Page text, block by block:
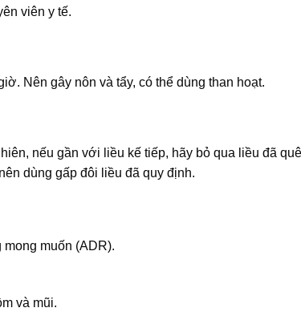
viên y tế.
Nên gây nôn và tẩy, có thể dùng than hoạt.
nếu gần với liều kế tiếp, hãy bỏ qua liều đã
dùng gấp đôi liều đã quy định.
muốn (ADR).
và mũi.